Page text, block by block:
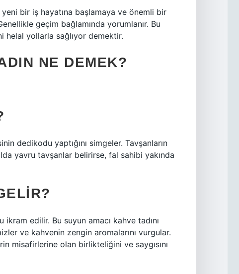
bir iş hayatına başlamaya ve önemli bir
geçim bağlamında yorumlanır. Bu
helal yollarla sağlıyor demektir.
NE DEMEK?
dedikodu yaptığını simgeler. Tavşanların
yavru tavşanlar belirirse, fal sahibi yakında
edilir. Bu suyun amacı kahve tadını
ve kahvenin zengin aromalarını vurgular.
misafirlerine olan birlikteliğini ve saygısını